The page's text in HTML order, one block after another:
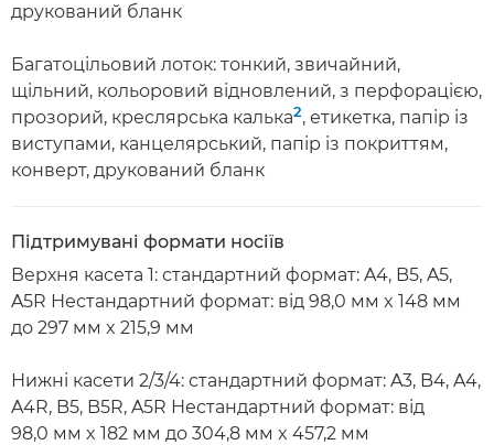
друкований бланк
Багатоцільовий лоток: тонкий, звичайний,
щільний, кольоровий відновлений, з перфорацією,
прозорий, креслярська калька2, етикетка, папір із
виступами, канцелярський, папір із покриттям,
конверт, друкований бланк
Підтримувані формати носіїв
Верхня касета 1: стандартний формат: A4, B5, A5,
A5R Нестандартний формат: від 98,0 мм x 148 мм
до 297 мм x 215,9 мм
Нижні касети 2/3/4: стандартний формат: A3, B4, A4,
A4R, B5, B5R, A5R Нестандартний формат: від
98,0 мм x 182 мм до 304,8 мм x 457,2 мм